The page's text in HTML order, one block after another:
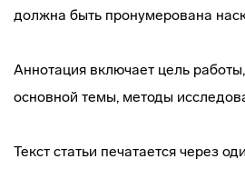
должна быть пронумерована
Аннотация включает цель
основной темы, методы
Текст статьи печатается через